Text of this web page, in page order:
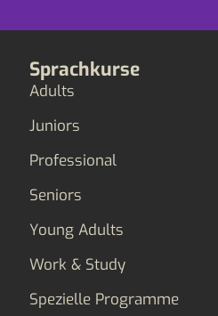
Sprachkurse
Adults
Juniors
Professional
Seniors
Young Adults
Work & Study
Spezielle Programme